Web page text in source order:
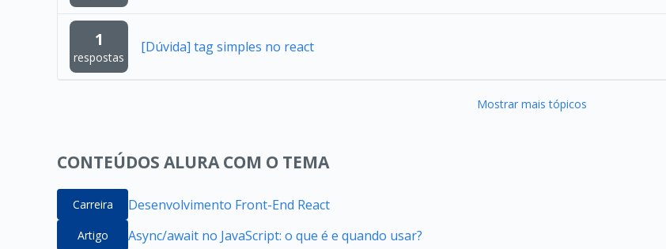
1
respostas
[Dúvida] tag simples no react
Mostrar mais tópicos
CONTEÚDOS ALURA COM O TEMA
Carreira Desenvolvimento Front-End React
Artigo Async/await no JavaScript: o que é e quando usar?